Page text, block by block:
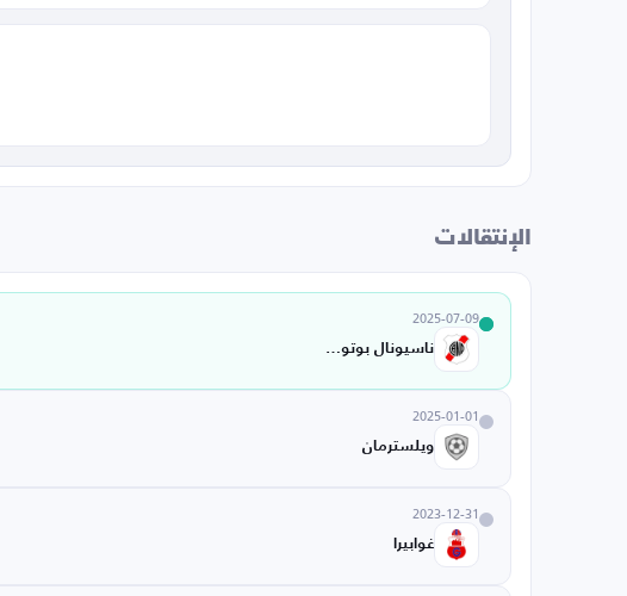
الإنتقالات
2025-07-09
ناسيونال بوتوسي
2025-01-01
ويلسترمان
2023-12-31
غوابيرا